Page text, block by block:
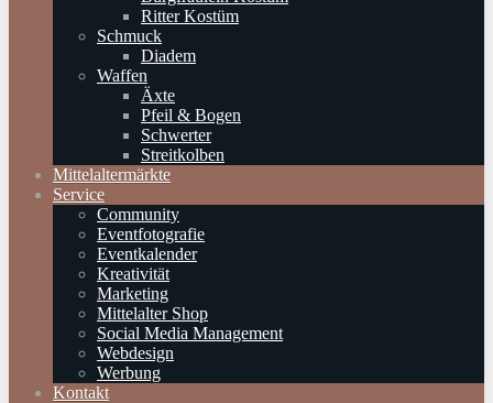
Ritter Kostüm
Schmuck
Diadem
Waffen
Äxte
Pfeil & Bogen
Schwerter
Streitkolben
Mittelaltermärkte
Service
Community
Eventfotografie
Eventkalender
Kreativität
Marketing
Mittelalter Shop
Social Media Management
Webdesign
Werbung
Kontakt